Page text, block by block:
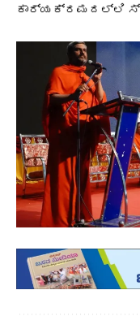
ಕಾರ್ಯಕ್ರಮದಲ್ಲಿ